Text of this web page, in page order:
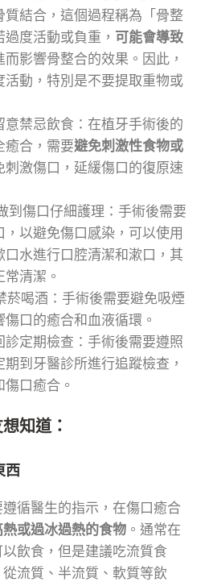
質結合，這個過程稱為「骨整
度活動或負重， 可能會導致
而影響骨整合的效果。因此，
活動，特別是不要提取重物或
意禁忌飲食：在植牙手術後的
癒合，需要避免刺激性食物或
刺激傷口，延緩傷口的復原速
到傷口仔細護理：手術後需要
以避免傷口感染，可以使用
口水進行口腔清潔和漱口，其
清潔。
菸喝酒：手術後需要避免吸煙
口的癒合和血液循環。
診定期檢查：手術後需要遵照
到牙醫診所進行追蹤檢查，
口癒合。
知道：
西
循醫生的指示，在傷口癒合
或過冰過熱的食物 。通常在
飲食，但是建議吃流質食
流質、半流質、軟質等飲